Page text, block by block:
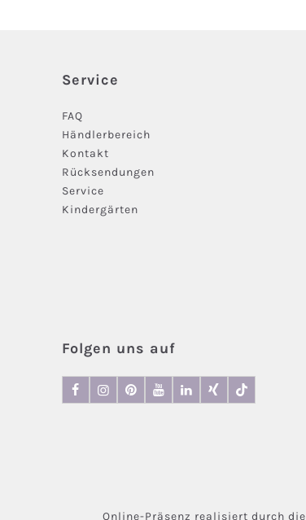
Service
FAQ
Händlerbereich
Kontakt
Rücksendungen
Service
Kindergärten
Folgen uns auf
Online-Präsenz realisiert durch die